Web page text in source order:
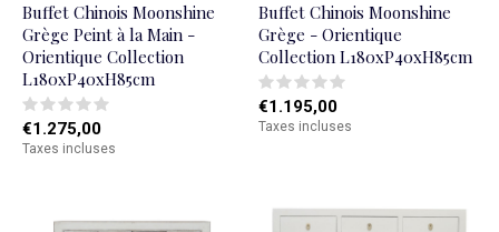
Buffet Chinois Moonshine
Grège Peint à la Main -
Orientique Collection
L180xP40xH85cm
€1.275,00
Taxes incluses
Buffet Chinois Moonshine
Grège - Orientique
Collection L180xP40xH85cm
€1.195,00
Taxes incluses